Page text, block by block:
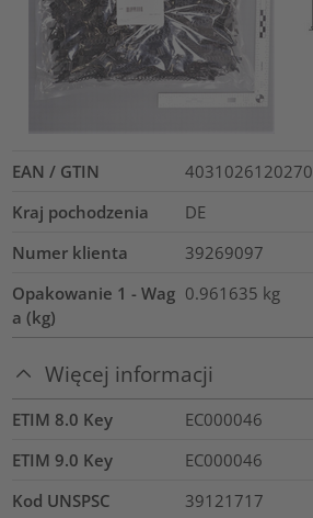
EAN / GTIN
4031026120270
Kraj pochodzenia
DE
Numer klienta
39269097
Opakowanie 1 - Wag
a (kg)
0.961635 kg
Więcej informacji
ETIM 8.0 Key
EC000046
ETIM 9.0 Key
EC000046
Kod UNSPSC
39121717